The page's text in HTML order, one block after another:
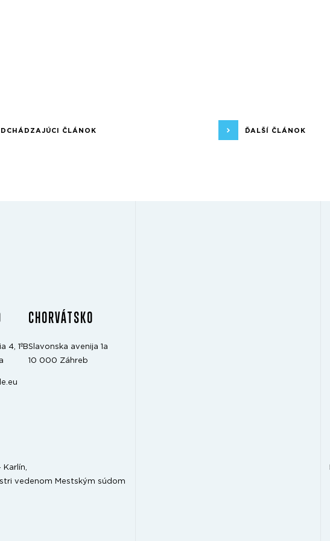
ČLÁNOK ĎALŠÍ ČLÁNOK
4, 1ºB
CHORVÁTSKO
Slavonska avenija 1a
10 000 Záhreb
vedenom Mestským súdom